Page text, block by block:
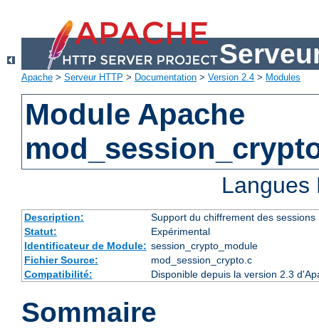
Apache > Serveur HTTP > Documentation > Version 2.4 > Modules
Module Apache
Description:
Support du chiffrement des sessions
Statut:
Expérimental
Identificateur de Module: session_crypto_module
Fichier Source:
mod_session_crypto.c
Compatibilité:
Disponible depuis la version 2.3
Sommaire